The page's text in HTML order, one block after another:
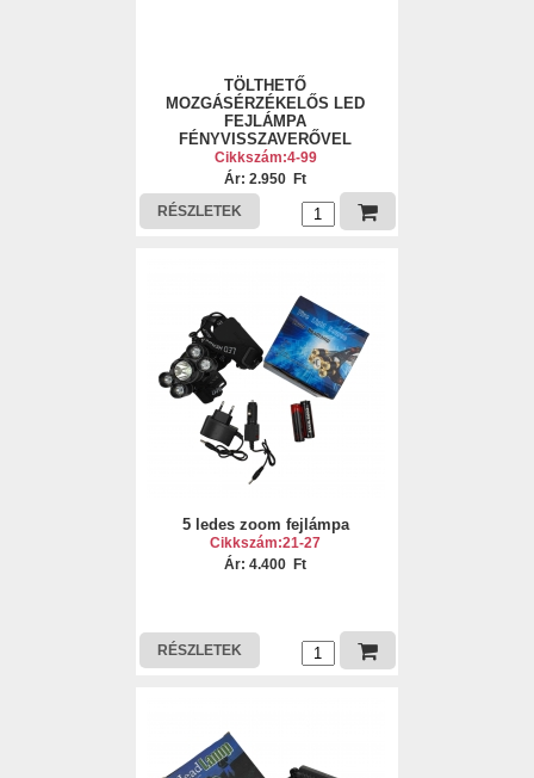
TÖLTHETŐ
MOZGÁSÉRZÉKELŐS LED
FEJLÁMPA
FÉNYVISSZAVERŐVEL
Cikkszám:4-99
Ár: 2.950 Ft
RÉSZLETEK
5 ledes zoom fejlámpa
Cikkszám:21-27
Ár: 4.400 Ft
RÉSZLETEK